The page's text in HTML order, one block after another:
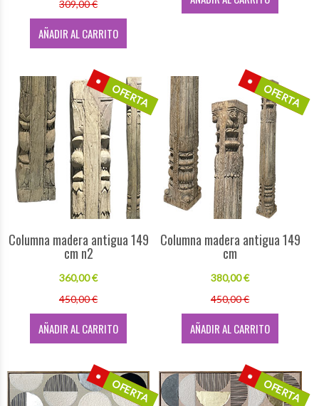
309,00 €
AÑADIR AL CARRITO
OFERTA
Columna madera antigua 149
cm n2
360,00 €
450,00 €
AÑADIR AL CARRITO
OFERTA
Columna madera antigua 149
cm
380,00 €
450,00 €
AÑADIR AL CARRITO
OFERTA OFERTA